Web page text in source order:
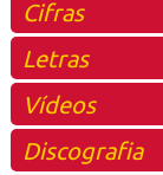
Cifras
Letras
Vídeos
Discografia